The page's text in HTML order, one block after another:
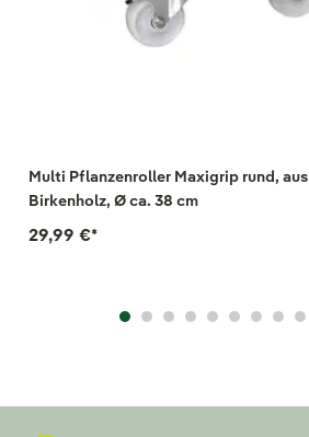
Multi Pflanzenroller Maxigrip rund, aus
Birkenholz, Ø ca. 38 cm
29,99 €*